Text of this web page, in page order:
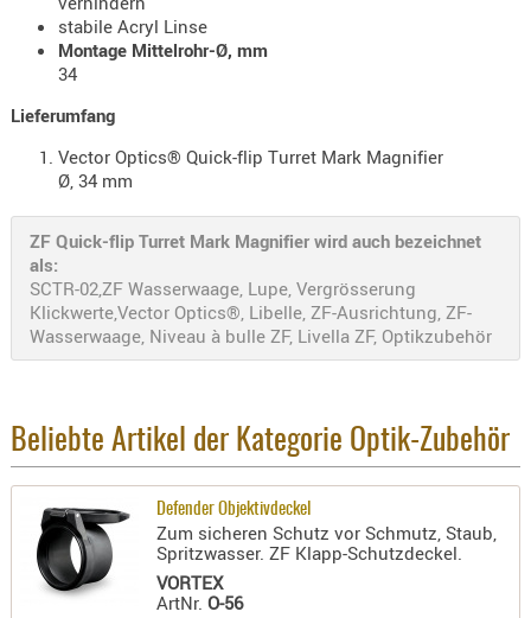
TRAGE-,
AUFSÄTZE
stabile Acryl Linse
Montage Mittelrohr-Ø, mm
34
Lieferumfang
Vector Optics® Quick-flip Turret Mark Magnifier
Ø, 34 mm
ZF Quick-flip Turret Mark Magnifier wird auch bezeichnet
als:
SCTR-02,ZF Wasserwaage, Lupe, Vergrösserung
Klickwerte,Vector Optics®, Libelle, ZF-Ausrichtung, ZF-
Wasserwaage, Niveau à bulle ZF, Livella ZF, Optikzubehör
Beliebte Artikel der Kategorie Optik-Zubehör
Defender Objektivdeckel
Zum sicheren Schutz vor Schmutz, Staub,
Spritzwasser. ZF Klapp-Schutzdeckel.
VORTEX
ArtNr.O-56